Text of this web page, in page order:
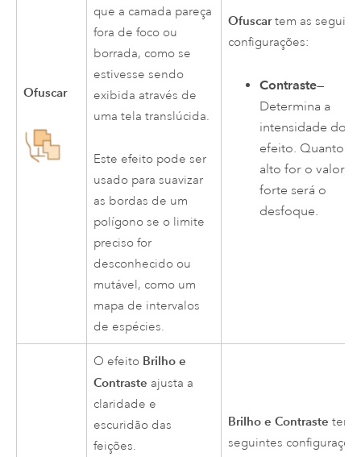
Ofuscar
que a camada pareça
fora de foco ou
borrada, como se
estivesse sendo
exibida através de
uma tela translúcida.
Este efeito pode ser
usado para suavizar
as bordas de um
polígono se o limite
preciso for
desconhecido ou
mutável, como um
mapa de intervalos
de espécies.
Ofuscartem as
configurações:
Contraste—
Determina a
intensidade do
efeito. Quanto
alto for o valor,
forte será o
desfoque.
O efeito Brilho e
Contraste ajusta a
claridade e
escuridão das
feições.
Brilho e Contraste tem
seguintes